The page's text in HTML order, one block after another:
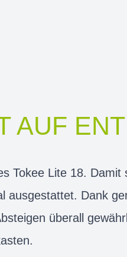
AUF
Tokee Lite 18. Damit
ausgestattet. Dank
überall